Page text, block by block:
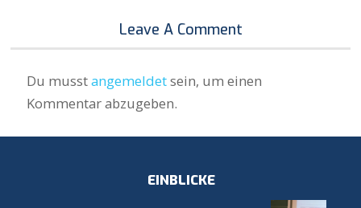
Leave A Comment
Du musstangemeldetsein, um einen
Kommentar abzugeben.
EINBLICKE